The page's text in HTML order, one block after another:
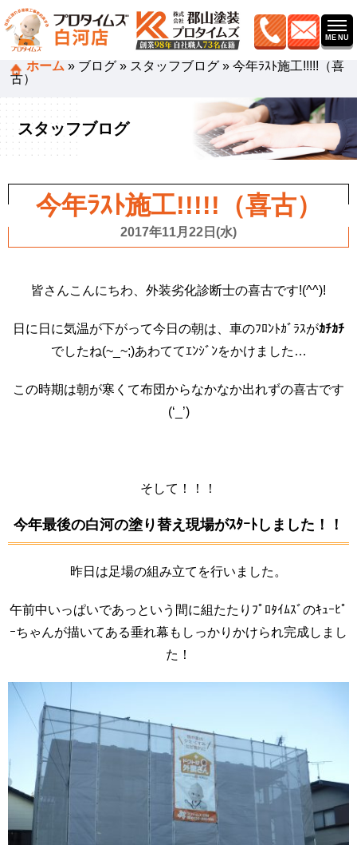
ホーム » ブログ » スタッフブログ »今年ﾗｽﾄ施工!!!!!（喜
古）
スタッフブログ
今年ﾗｽﾄ施工!!!!!（喜古）
2017年11月22日(水)
皆さんこんにちわ、外装劣化診断士の喜古です!(^^)!
日に日に気温が下がって今日の朝は、車のﾌﾛﾝﾄｶﾞﾗｽがｶﾁｶﾁ
でしたね(~_~;)あわててｴﾝｼﾞﾝをかけました…
この時期は朝が寒くて布団からなかなか出れずの喜古です
(‘_’)
そして！！！
今年最後の白河の塗り替え現場がｽﾀｰﾄしました！！
昨日は足場の組み立てを行いました。
午前中いっぱいであっという間に組たたりﾌﾟﾛﾀｲﾑｽﾞのｷｭｰﾋﾟ
ｰちゃんが描いてある垂れ幕もしっかりかけられ完成しまし
た！